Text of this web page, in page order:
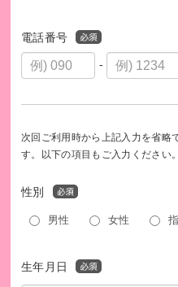
電話番号
-
次回ご利用時から上記入力を省略
す。以下の項目もご入力ください。
性別
男性 女性
生年月日